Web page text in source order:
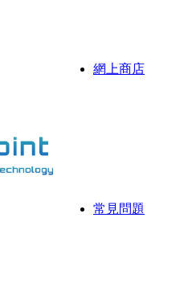
網上商店
常見問題